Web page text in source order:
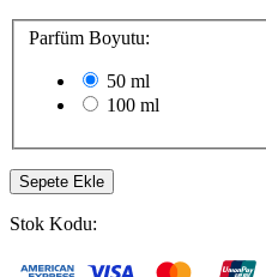
Parfüm Boyutu:
50 ml
100 ml
Sepete Ekle
Stok Kodu: